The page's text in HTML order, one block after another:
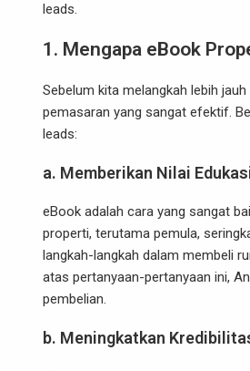
leads.
1. Mengapa eBook
Sebelum kita melangkah lebih
pemasaran yang sangat efektif.
leads:
a. Memberikan Nilai
eBook adalah cara yang sangat
properti, terutama pemula,
langkah-langkah dalam membeli
atas pertanyaan-pertanyaan ini,
pembelian.
b. Meningkatkan